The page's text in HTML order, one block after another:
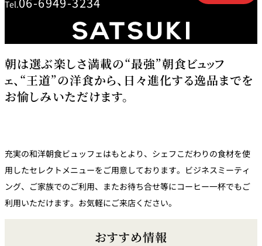
レス
トラ
ン＆
創作料理
SATSUKI
LOUNGE
スイーツ
バー
フォーシーズ
ンズ
問
合
Tel.
朝は選ぶ楽しさ満載の“最強”朝食ビュッフ
ェ、“王道”の洋食から、日々進化する逸品までを
お愉しみいただけます。
充実の和洋朝食ビュッフェはもとより、シェフこだわりの食材を使
用したセレクトメニューをご用意しております。ビジネスミーティ
ング、ご家族でのご利用、またお待ち合せ等にコーヒー一杯でもご
利用いただけます。お気軽にご来店ください。
おすすめ情報